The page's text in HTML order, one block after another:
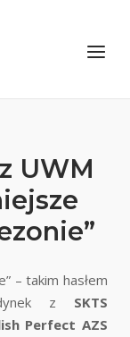
Menu
UWM
– takim hasłem
z SKTS
Perfect AZS